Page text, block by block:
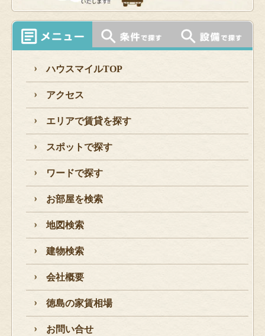
ハウスマイルTOP
アクセス
エリアで賃貸を探す
スポットで探す
ワードで探す
お部屋を検索
地図検索
建物検索
会社概要
徳島の家賃相場
お問い合せ